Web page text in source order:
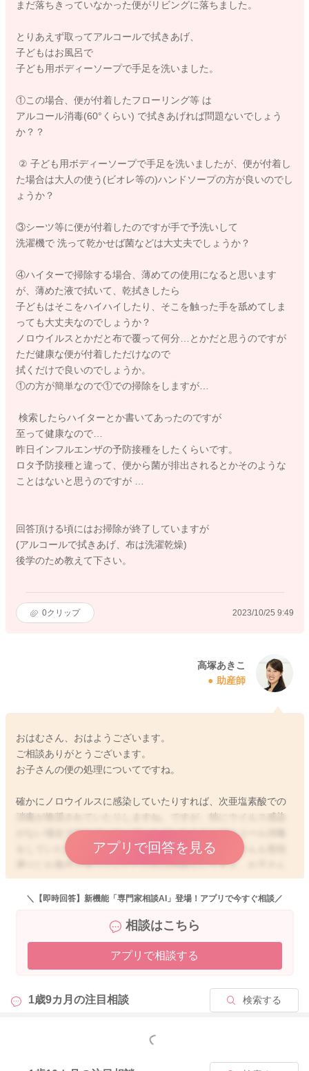
まだ落ちきっていなかった便がリビングに落ちました。
とりあえず取ってアルコールで拭きあげ、
子どもはお風呂で
子ども用ボディーソープで手足を洗いました。
①この場合、便が付着したフローリング等 は
アルコール消毒(60°くらい) で拭きあげれば問題ないでしょう
か？？
② 子ども用ボディーソープで手足を洗いましたが、便が付着し
た場合は大人の使う(ビオレ等の)ハンドソープの方が良いのでし
ょうか？
③シーツ等に便が付着したのですが手で予洗いして
洗濯機で 洗って乾かせば菌などは大丈夫でしょうか？
④ハイターで掃除する場合、薄めての使用になると思います
が、薄めた液で拭いて、乾拭きしたら
子どもはそこをハイハイしたり、そこを触った手を舐めてしま
っても大丈夫なのでしょうか？
ノロウイルスとかだと布で覆って何分…とかだと思うのですが
ただ健康な便が付着しただけなので
拭くだけで良いのでしょうか。
①の方が簡単なので①での掃除をしますが…
検索したらハイターとか書いてあったのですが
至って健康なので…
昨日インフルエンザの予防接種をしたくらいです。
ロタ予防接種と違って、便から菌が排出されるとかそのような
ことはないと思うのですが …
回答頂ける頃にはお掃除が終了していますが
(アルコールで拭きあげ、布は洗濯乾燥)
後学のため教えて下さい。
0クリップ 2023/10/25 9:49
高塚あきこ
助産師
おはむさん、おはようございます。
ご相談ありがとうございます。
お子さんの便の処理についてですね。
確かにノロウイルスに感染していたりすれば、次亜塩素酸での
消毒が推奨されていたりしますね。ですが、特にウイルス感染
がない場合であれば、やっていただいたようにアルコール消毒
をしていただければ良いと思いますよ。また、お子さんも普段
通りにお風呂で洗っていただければ問題ないですよ。お子さん
用のボディソープで構いません。寝具についても、付着した便
を予洗いしていただければ、通常通りの洗濯で良いですよ。ハ
していた時には、アルコール消毒が品薄になり、次亜塩素酸で
消毒をしていた時もありましたよね。薄めたものであれば、少
しお子さんが触ってしまったりしても問題はありませんよ。
アプリで回答を見る
＼【即時回答】新機能「専門家相談AI」登場！アプリで今すぐ相談／
相談はこちら
アプリで相談する
1歳9カ月の注目相談 検索する
もっと見る